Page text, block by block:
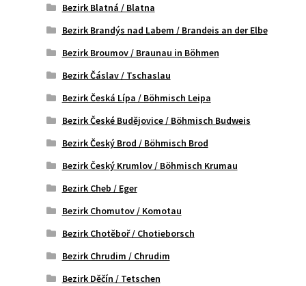
Bezirk Blatná / Blatna
Bezirk Brandýs nad Labem / Brandeis an der Elbe
Bezirk Broumov / Braunau in Böhmen
Bezirk Čáslav / Tschaslau
Bezirk Česká Lípa / Böhmisch Leipa
Bezirk České Budějovice / Böhmisch Budweis
Bezirk Český Brod / Böhmisch Brod
Bezirk Český Krumlov / Böhmisch Krumau
Bezirk Cheb / Eger
Bezirk Chomutov / Komotau
Bezirk Chotěboř / Chotieborsch
Bezirk Chrudim / Chrudim
Bezirk Děčín / Tetschen